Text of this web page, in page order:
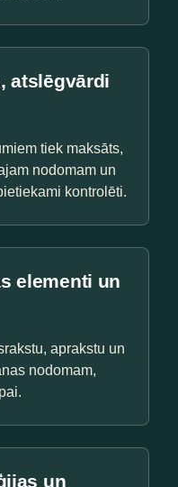
atslēgvārdi
tiek maksāts,
nodomam un
kontrolēti.
elementi un
aprakstu un
nodomam,
un